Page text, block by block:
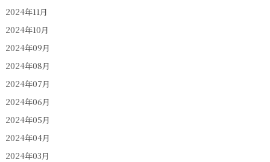
2024年11月
2024年10月
2024年09月
2024年08月
2024年07月
2024年06月
2024年05月
2024年04月
2024年03月